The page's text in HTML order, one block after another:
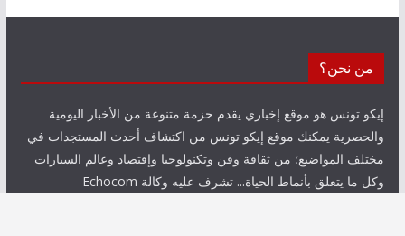
من نحن؟
إيكو تونس هو موقع إخباري يقدم حزمة متنوعة من الأخبار اليومية
والحصرية يمكنك موقع إيكو تونس من اكتشاف أحدث المستجدات في
مختلف المواضيع؛ من ثقافة وفن وتكنولوجيا وإقتصاد وعالم السيارات
وكل ما يتعلق بأنماط الحياة... تشرف عليه وكالة Echocom